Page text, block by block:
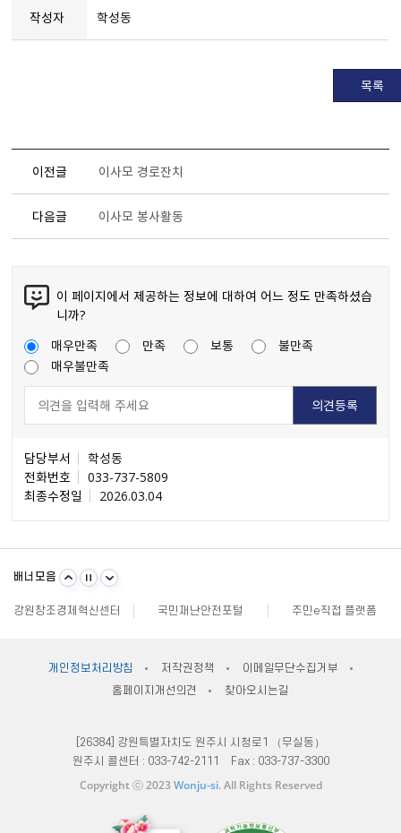
작성자 학성동
목록
이전글 이사모 경로잔치
다음글 이사모 봉사활동
이 페이지에서 제공하는 정보에 대하여 어느 정도 만족하셨습
니까?
매우만족
만족 보통
불만족
매우불만족
담당부서
학성동
전화번호
033-737-5809
최종수정일
2026.03.04
배너모음불량식품 신고
강원창조경제혁신센터
국민재난안전포털
주민e직접 플랫폼
공직선거비리 익명신고
원주시재난안전대책본부
지방규제 신고센터
내고장알리미
강원일자리정보망
강원자비스 소비자24
개인정보처리방침 저작권정책
이메일무단수집거부
홈페이지개선의견
찾아오시는길
[26384] 강원특별자치도 원주시 시청로1 （무실동）
원주시 콜센터 : 033-742-2111 Fax : 033-737-3300
Copyright ⓒ 2023 Wonju-si. All Rights Reserved